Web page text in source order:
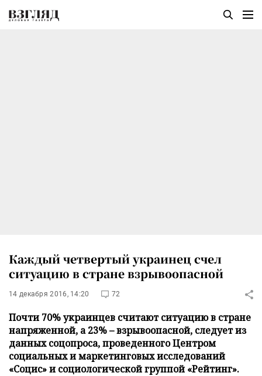
Каждый четвертый украинец счел
ситуацию в стране взрывоопасной
14 декабря 2016, 14:20 72
Почти 70% украинцев считают ситуацию в стране
напряженной, а 23% – взрывоопасной, следует из
данных соцопроса, проведенного Центром
социальных и маркетинговых исследований
«Социс» и социологической группой «Рейтинг».